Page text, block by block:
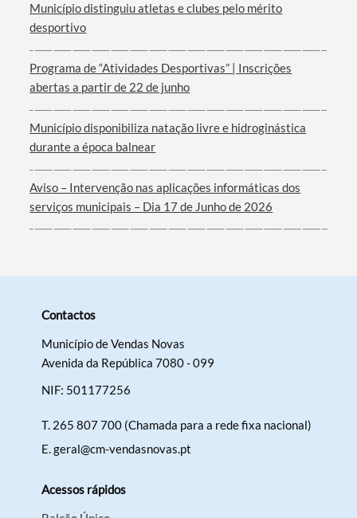
Município distinguiu atletas e clubes pelo mérito
desportivo
Programa de “Atividades Desportivas” | Inscrições
abertas a partir de 22 de junho
Município disponibiliza natação livre e hidroginástica
durante a época balnear
Aviso – Intervenção nas aplicações informáticas dos
serviços municipais – Dia 17 de Junho de 2026
Contactos
Município de Vendas Novas
Avenida da República 7080 - 099
NIF: 501177256
T. 265 807 700 (Chamada para a rede fixa nacional)
E.geral@cm-vendasnovas.pt
Acessos rápidos